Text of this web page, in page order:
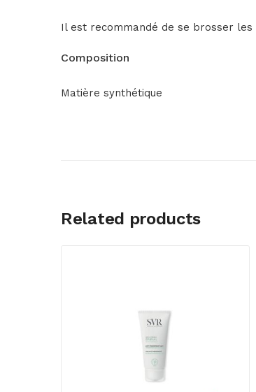
Il est recommandé de se brosser
Composition
Matière synthétique
Related products